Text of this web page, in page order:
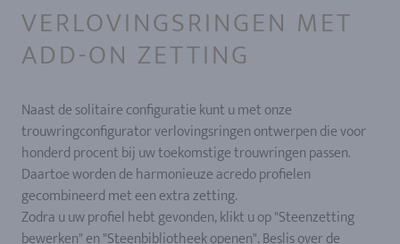
VERLOVINGSRINGEN MET
ADD-ON ZETTING
Naast de solitaire configuratie kunt u met onze
trouwringconfigurator verlovingsringen ontwerpen die voor
honderd procent bij uw toekomstige trouwringen passen.
Daartoe worden de harmonieuze acredo profielen
gecombineerd met een extra zetting.
Zodra u uw profiel hebt gevonden, klikt u op "Steenzetting
bewerken" en "Steenbibliotheek openen". Beslis over de